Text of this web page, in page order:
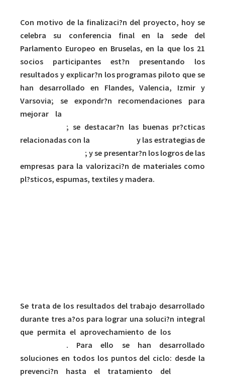
Con motivo de la finalizaci?n del proyecto, hoy se
celebra su conferencia final en la sede del
Parlamento Europeo en Bruselas, en la que los 21
socios participantes est?n presentando los
resultados y explicar?n los programas piloto que se
han desarrollado en Flandes, Valencia, Izmir y
Varsovia; se expondr?n recomendaciones para
mejorar la
; se destacar?n las buenas pr?cticas
relacionadas con la
y las estrategias de
; y se presentar?n los logros de las
empresas para la valorizaci?n de materiales como
pl?sticos, espumas, textiles y madera.
Se trata de los resultados del trabajo desarrollado
durante tres a?os para lograr una soluci?n integral
que permita el aprovechamiento de los
. Para ello se han desarrollado
soluciones en todos los puntos del ciclo: desde la
prevenci?n hasta el tratamiento del